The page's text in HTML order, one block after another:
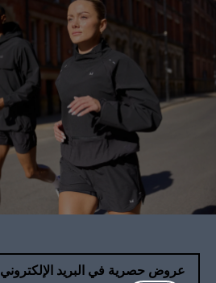
عروض حصرية في البريد الإلكتروني